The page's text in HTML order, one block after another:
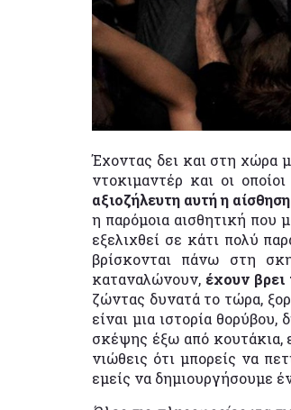
Έχοντας δει και στη χώρα
ντοκιμαντέρ και οι
αξιοζήλευτη αυτή η
η παρόμοια αισθητική που
εξελιχθεί σε κάτι πολύ
βρίσκονται πάνω στη
καταναλώνουν, έχουν
ζώντας δυνατά το τώρα,
είναι μια ιστορία
σκέψης έξω από κουτάκια,
νιώθεις ότι μπορείς να
εμείς να δημιουργήσουμε